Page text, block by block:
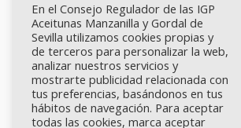
En el Consejo Regulador de las IGP
Aceitunas Manzanilla y Gordal de
Sevilla utilizamos cookies propias y
de terceros para personalizar la web,
analizar nuestros servicios y
mostrarte publicidad relacionada con
tus preferencias, basándonos en tus
hábitos de navegación. Para aceptar
todas las cookies, marca aceptar